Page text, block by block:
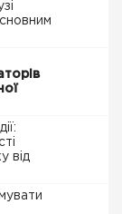
від